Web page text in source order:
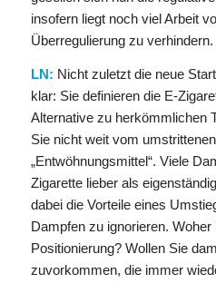
insofern liegt noch viel Arbeit
Überregulierung zu verhindern.
LN: Nicht zuletzt die neue
klar: Sie definieren die E-
Alternative zu herkömmlichen
Sie nicht weit vom
„Entwöhnungsmittel“. Viele
Zigarette lieber als
dabei die Vorteile eines
Dampfen zu ignorieren.
Positionierung? Wollen Sie
zuvorkommen, die immer